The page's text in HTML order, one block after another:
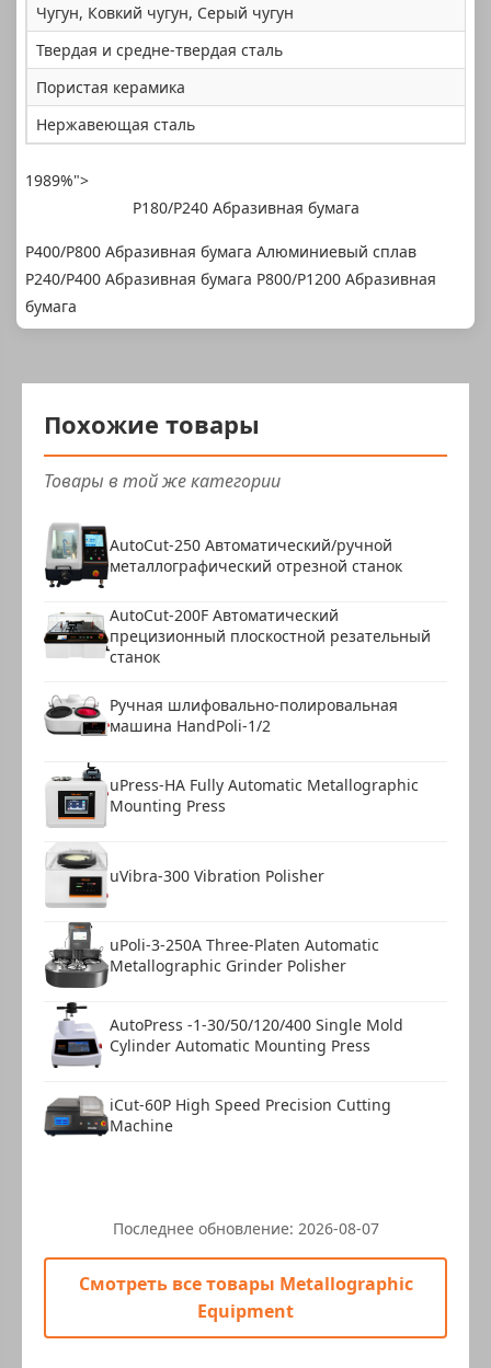
Чугун, Ковкий чугун, Серый чугун
Твердая и средне-твердая сталь
Пористая керамика
Нержавеющая сталь
1989%">
P180/P240 Абразивная бумага
P400/P800 Абразивная бумага Алюминиевый сплав
P240/P400 Абразивная бумага P800/P1200 Абразивная
бумага
Похожие товары
Товары в той же категории
AutoCut-250 Автоматический/ручной
металлографический отрезной станок
AutoCut-200F Автоматический
прецизионный плоскостной резательный
станок
Ручная шлифовально-полировальная
машина HandPoli-1/2
uPress-HA Fully Automatic Metallographic
Mounting Press
uVibra-300 Vibration Polisher
uPoli-3-250A Three-Platen Automatic
Metallographic Grinder Polisher
AutoPress -1-30/50/120/400 Single Mold
Cylinder Automatic Mounting Press
iCut-60P High Speed Precision Cutting
Machine
Последнее обновление: 2026-08-07
Смотреть все товары Metallographic
Equipment